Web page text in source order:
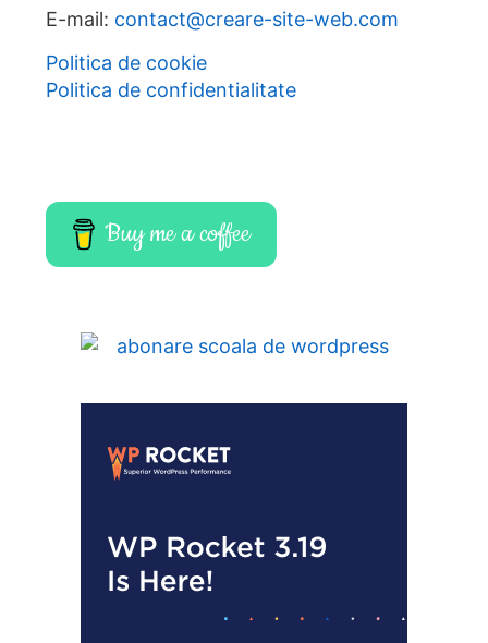
E-mail: contact@creare-site-web.com
Politica de cookie
Politica de confidentialitate
Buy me a coffee